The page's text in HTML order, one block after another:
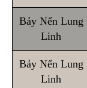
Bảy Nến Lung
Linh
Bảy Nến Lung
Linh